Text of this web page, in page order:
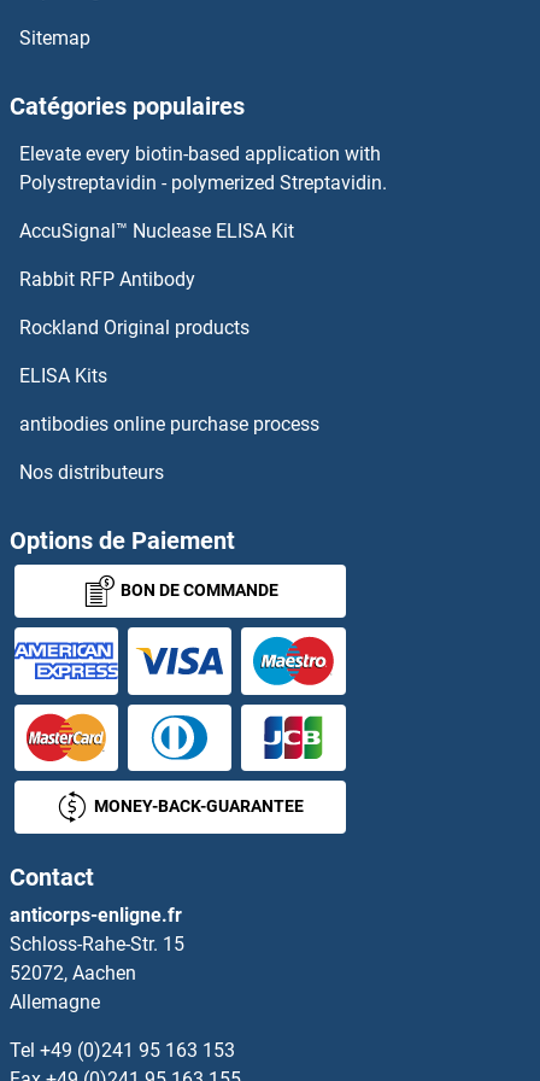
ARMC3 Anticorps
ARMC10 Anticorps
ARMC1 Anticorps
ARPIN Anticorps
ARPM1 Anticorps
ARPP19 Anticorps
ARPP21 Anticorps
ARRDC1-AS1 Anticorps
Arrestin 3 Anticorps
Arrestin 3, Retinal (X-Arrestin) Anticorps
ARSF Anticorps
ARSG Anticorps
ARSJ Anticorps
ART1 Anticorps
ART3 Anticorps
Sitemap
Catégories populaires
Elevate every biotin-based application with
Polystreptavidin - polymerized Streptavidin.
AccuSignal™ Nuclease ELISA Kit
Rabbit RFP Antibody
Rockland Original products
ELISA Kits
antibodies online purchase process
Nos distributeurs
Options de Paiement
BON DE COMMANDE
MONEY-BACK-GUARANTEE
Contact
anticorps-enligne.fr
Schloss-Rahe-Str. 15
52072, Aachen
Allemagne
Tel +49 (0)241 95 163 153